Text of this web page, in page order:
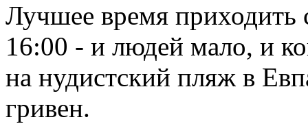
Лучшее время приходить
16:00 - и людей мало, и
на нудистский пляж в
гривен.